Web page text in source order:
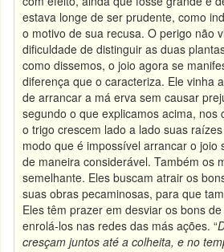
estava longe de ser prudente, como
o motivo de sua recusa. O perigo não
dificuldade de distinguir as duas
como dissemos, o joio agora se
diferença que o caracteriza. Ele vinha
de arrancar a má erva sem causar
segundo o que explicamos acima, nos
o trigo crescem lado a lado suas
modo que é impossível arrancar o joio
de maneira considerável. Também os
semelhante. Eles buscam atrair os
suas obras pecaminosas, para que
Eles têm prazer em desviar os bons
enrolá-los nas redes das más ações. “
cresçam juntos até a colheita, e no